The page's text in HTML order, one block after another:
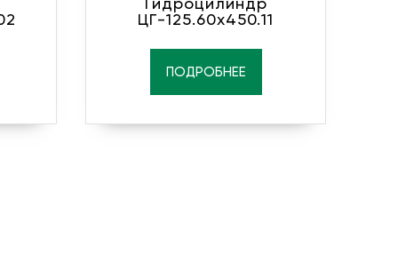
ЦГ-125.60х450.11
ПОДРОБНЕЕ